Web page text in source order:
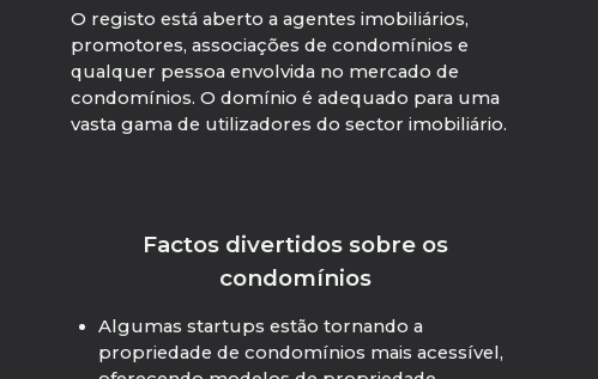
O registo está aberto a agentes imobiliários,
promotores, associações de condomínios e
qualquer pessoa envolvida no mercado de
condomínios. O domínio é adequado para uma
vasta gama de utilizadores do sector imobiliário.
Factos divertidos sobre os
condomínios
Algumas startups estão tornando a
propriedade de condomínios mais acessível,